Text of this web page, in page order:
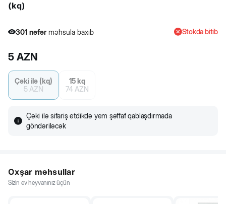
(kq)
301 nəfər məhsula baxıb
301 nəfər
Stokda bitib
5 AZN
Çəki ilə (kq)
5 AZN
15 kq
74 AZN
Çəki ilə sifariş etdikdə yem şəffaf qablaşdırmada
göndəriləcək
Oxşar məhsullar
Sizin ev heyvanınız üçün